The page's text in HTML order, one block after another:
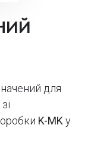
для
K-MK у